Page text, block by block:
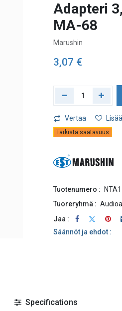
Adapteri
MA-68
Marushin
3,07 €
Vertaa
Tarkista saatavuus
Tuotenumero :
Tuoreryhmä :
Jaa :
Säännöt ja ehdot :
Specifications